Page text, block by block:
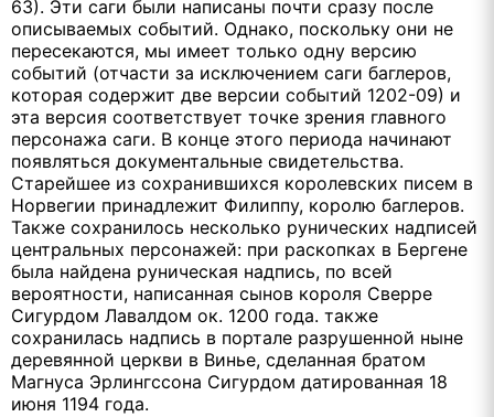
63). Эти саги были написаны почти сразу после
описываемых событий. Однако, поскольку они не
пересекаются, мы имеет только одну версию
событий (отчасти за исключением саги баглеров,
которая содержит две версии событий 1202-09) и
эта версия соответствует точке зрения главного
персонажа саги. В конце этого периода начинают
появляться документальные свидетельства.
Старейшее из сохранившихся королевских писем в
Норвегии принадлежит Филиппу, королю баглеров.
Также сохранилось несколько рунических надписей
центральных персонажей: при раскопках в Бергене
была найдена руническая надпись, по всей
вероятности, написанная сынов короля Сверре
Сигурдом Лавалдом ок. 1200 года. также
сохранилась надпись в портале разрушенной ныне
деревянной церкви в Винье, сделанная братом
Магнуса Эрлингссона Сигурдом датированная 18
июня 1194 года.